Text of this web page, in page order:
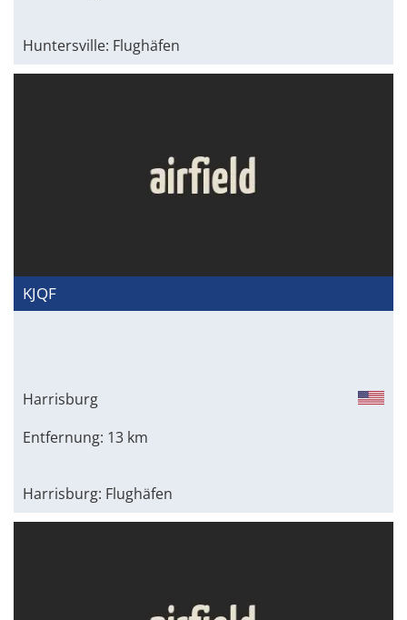
Huntersville: Flughäfen
KJQF
Harrisburg
Entfernung: 13 km
Harrisburg: Flughäfen